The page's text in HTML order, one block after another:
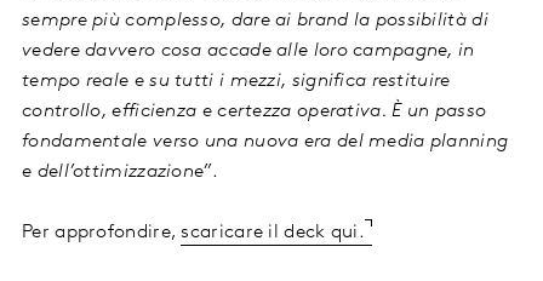
sempre più complesso, dare ai brand la possibilità di
vedere davvero cosa accade alle loro campagne, in
tempo reale e su tutti i mezzi, significa restituire
controllo, efficienza e certezza operativa. È un passo
fondamentale verso una nuova era del media planning
e dell’ottimizzazione”.
Per approfondire,scaricare il deck qui.